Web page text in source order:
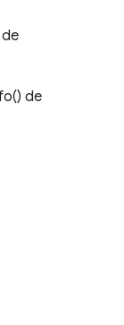
de